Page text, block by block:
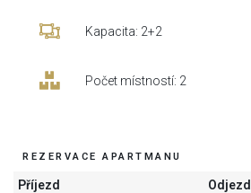
Kapacita: 2+2
Počet místností: 2
REZERVACE APARTMANU
Příjezd Odjezd